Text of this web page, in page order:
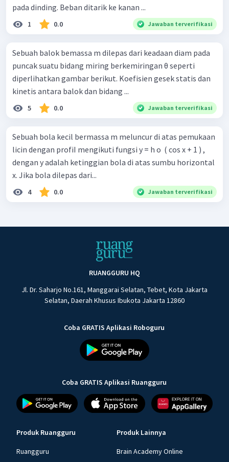
pada dinding. Beban ditarik ke kanan ...
1 0.0 Jawaban terverifikasi
Sebuah balok bemassa m dilepas dari keadaan diam pada
puncak suatu bidang miring berkemiringan θ seperti
diperlihatkan gambar berikut. Koefisien gesek statis dan
kinetis antara balok dan bidang ...
5 0.0 Jawaban terverifikasi
Sebuah bola kecil bermassa m meluncur di atas pemukaan
licin dengan profiI mengikuti fungsi y = h o ​ ( cos x + 1 ) ,
dengan y adalah ketinggian bola di atas sumbu horizontal
x. Jika bola dilepas dari...
4 0.0 Jawaban terverifikasi
RUANGGURU HQ
Jl. Dr. Saharjo No.161, Manggarai Selatan, Tebet, Kota Jakarta
Selatan, Daerah Khusus Ibukota Jakarta 12860
Coba GRATIS Aplikasi Roboguru
Coba GRATIS Aplikasi Ruangguru
Produk Ruangguru
Ruangguru
Produk Lainnya
Brain Academy Online